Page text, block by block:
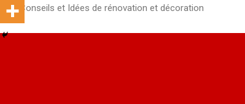
Conseils et Idées de rénovation et décoration